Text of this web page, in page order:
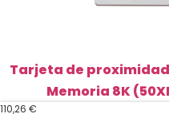
Tarjeta de
Memoria 8K
110,26 €